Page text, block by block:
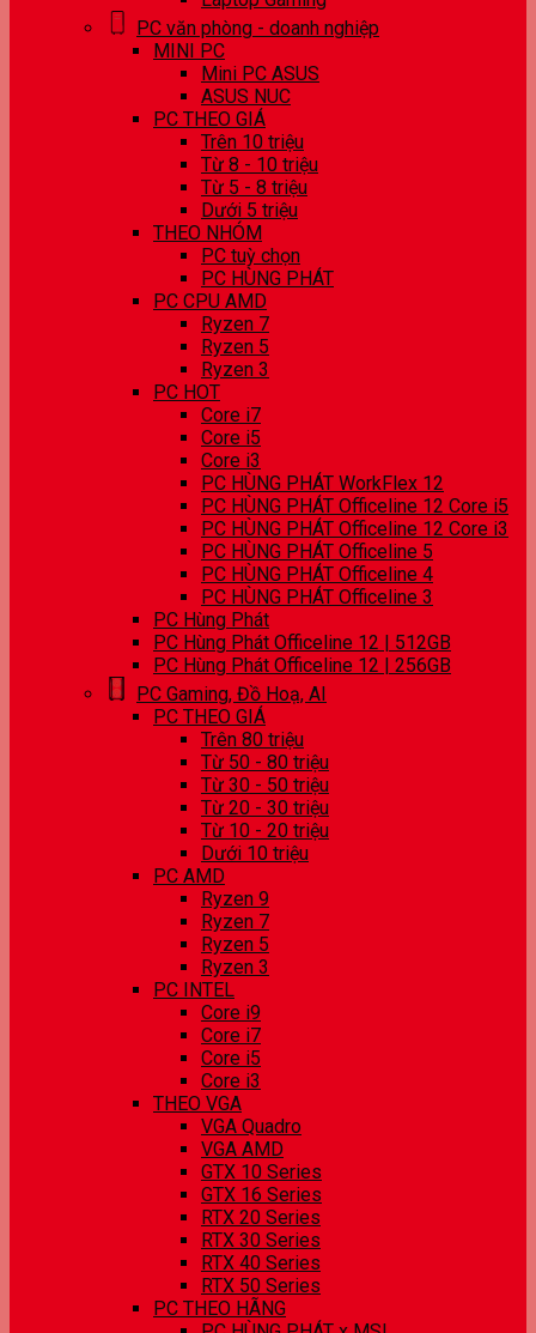
PC văn phòng - doanh nghiệp
MINI PC
Mini PC ASUS
ASUS NUC
PC THEO GIÁ
Trên 10 triệu
Từ 8 - 10 triệu
Từ 5 - 8 triệu
Dưới 5 triệu
THEO NHÓM
PC tuỳ chọn
PC HÙNG PHÁT
PC CPU AMD
Ryzen 7
Ryzen 5
Ryzen 3
PC HOT
Core i7
Core i5
Core i3
PC HÙNG PHÁT WorkFlex 12
PC HÙNG PHÁT Officeline 12 Core i5
PC HÙNG PHÁT Officeline 12 Core i3
PC HÙNG PHÁT Officeline 5
PC HÙNG PHÁT Officeline 4
PC HÙNG PHÁT Officeline 3
PC Hùng Phát
PC Hùng Phát Officeline 12 | 512GB
PC Hùng Phát Officeline 12 | 256GB
PC Gaming, Đồ Hoạ, AI
PC THEO GIÁ
Trên 80 triệu
Từ 50 - 80 triệu
Từ 30 - 50 triệu
Từ 20 - 30 triệu
Từ 10 - 20 triệu
Dưới 10 triệu
PC AMD
Ryzen 9
Ryzen 7
Ryzen 5
Ryzen 3
PC INTEL
Core i9
Core i7
Core i5
Core i3
THEO VGA
VGA Quadro
VGA AMD
GTX 10 Series
GTX 16 Series
RTX 20 Series
RTX 30 Series
RTX 40 Series
RTX 50 Series
PC THEO HÃNG